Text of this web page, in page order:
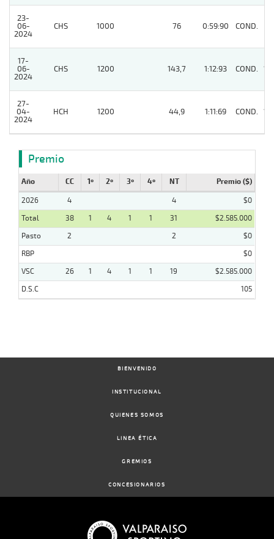
23-
06-
2024
CHS 1000 76 0:59:90 COND.
17-
06-
2024
CHS 1200 143,7 1:12:93 COND. 15
27-
04-
2024
HCH 1200 44,9 1:11:69 COND. 13
Premio
Año CC 1º 2º 3º 4º NT Premio ($)
2026 4 4
$0
Total
38 1 4 1 1 31
$2.585.000
Pasto
2 2
$0
RBP
$0
VSC
26 1 4 1 1 19
$2.585.000
D.S.C
105
BIENVENIDO
INSTITUCIONAL
QUIENES SOMOS
LINEA ÉTICA
GREMIOS
CONCESIONARIOS